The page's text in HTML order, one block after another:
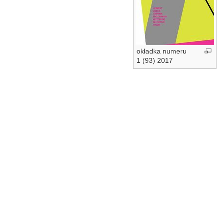
okładka numeru
1 (93) 2017